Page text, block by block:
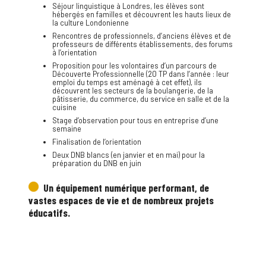
Séjour linguistique à Londres, les élèves sont
hébergés en familles et découvrent les hauts lieux de
la culture Londonienne
Rencontres de professionnels, d’anciens élèves et de
professeurs de différents établissements, des forums
à l’orientation
Proposition pour les volontaires d’un parcours de
Découverte Professionnelle (20 TP dans l’année : leur
emploi du temps est aménagé à cet effet), ils
découvrent les secteurs de la boulangerie, de la
pâtisserie, du commerce, du service en salle et de la
cuisine
Stage d’observation pour tous en entreprise d’une
semaine
Finalisation de l’orientation
Deux DNB blancs (en janvier et en mai) pour la
préparation du DNB en juin
Un équipement numérique performant, de
vastes espaces de vie et de nombreux projets
éducatifs.